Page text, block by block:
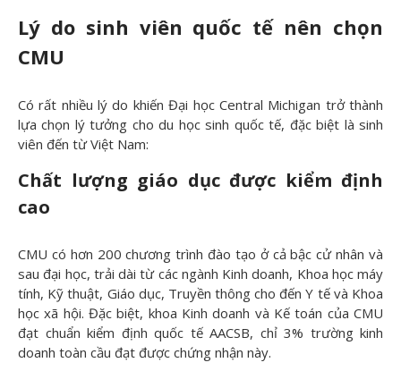
Lý do sinh viên quốc tế nên chọn
CMU
Có rất nhiều lý do khiến Đại học Central Michigan trở thành
lựa chọn lý tưởng cho du học sinh quốc tế, đặc biệt là sinh
viên đến từ Việt Nam:
Chất lượng giáo dục được kiểm định
cao
CMU có hơn 200 chương trình đào tạo ở cả bậc cử nhân và
sau đại học, trải dài từ các ngành Kinh doanh, Khoa học máy
tính, Kỹ thuật, Giáo dục, Truyền thông cho đến Y tế và Khoa
học xã hội. Đặc biệt, khoa Kinh doanh và Kế toán của CMU
đạt chuẩn kiểm định quốc tế AACSB, chỉ 3% trường kinh
doanh toàn cầu đạt được chứng nhận này.